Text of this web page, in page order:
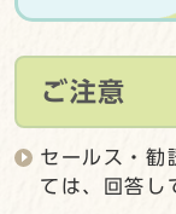
ご注意
セールス・勧
ては、回答し